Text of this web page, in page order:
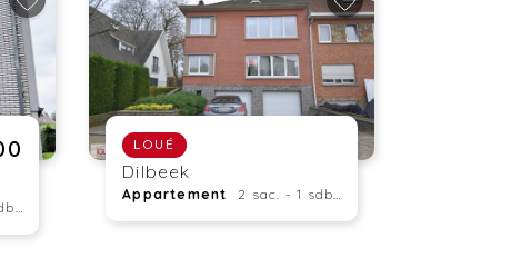
LOUÉ
Dilbeek
Appartement